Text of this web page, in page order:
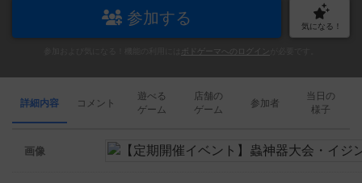
参加する 気になる！
ボドゲーマへのログイン
詳細内容 コメント
遊べる
ゲーム
店舗の
ゲーム
参加者
当日の
様子
画像